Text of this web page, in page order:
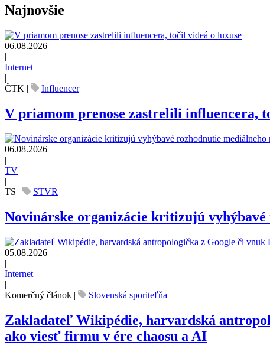
Najnovšie
06.08.2026
|
Internet
|
ČTK | Influencer
V priamom prenose zastrelili influencera,
06.08.2026
|
TV
|
TS | STVR
Novinárske organizácie kritizujú
05.08.2026
|
Internet
|
Komerčný článok | Slovenská sporiteľňa
Zakladateľ Wikipédie, harvardská
ako viesť firmu v ére chaosu a AI